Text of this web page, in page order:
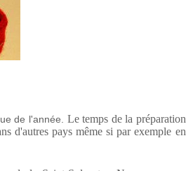
de l'année.
Le temps de la préparation
d'autres pays même si par exemple en